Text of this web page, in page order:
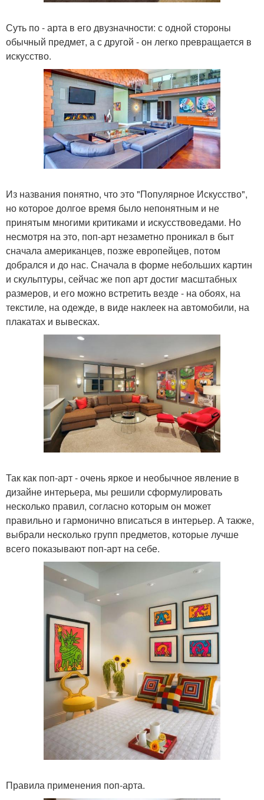
Суть по - арта в его двузначности: с одной стороны
обычный предмет, а с другой - он легко превращается в
искусство.
Из названия понятно, что это "Популярное Искусство",
но которое долгое время было непонятным и не
принятым многими критиками и искусствоведами. Но
несмотря на это, поп-арт незаметно проникал в быт
сначала американцев, позже европейцев, потом
добрался и до нас. Сначала в форме небольших картин
и скульптуры, сейчас же поп арт достиг масштабных
размеров, и его можно встретить везде - на обоях, на
текстиле, на одежде, в виде наклеек на автомобили, на
плакатах и вывесках.
Так как поп-арт - очень яркое и необычное явление в
дизайне интерьера, мы решили сформулировать
несколько правил, согласно которым он может
правильно и гармонично вписаться в интерьер. А также,
выбрали несколько групп предметов, которые лучше
всего показывают поп-арт на себе.
Правила применения поп-арта.